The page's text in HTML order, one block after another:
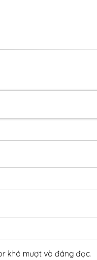
khá mượt và đáng đọc.